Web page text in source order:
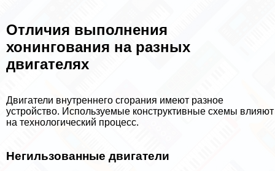
Отличия выполнения
хонингования на разных
двигателях
Двигатели внутреннего сгорания имеют разное
устройство. Используемые конструктивные схемы влияют
на технологический процесс.
Негильзованные двигатели